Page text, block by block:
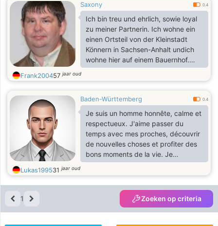
Saxony 0.4
Ich bin treu und ehrlich, sowie loyal
zu meiner Partnerin. Ich wohne ein
einen Ortsteil von der Kleinstadt
Könnern in Sachsen-Anhalt undich
wohne hier auf einem Bauernhof.
Meine Interessen sind ein gutes
Buch lesen, spazieren gehen Tiere
Frank200457jaar oud
Baden-Württemberg 0.4
Je suis un homme honnête, calme et
respectueux. J'aime passer du
temps avec mes proches, découvrir
de nouvelles choses et profiter des
bons moments de la vie. Je
recherche une relation sérieuse,
basée sur la confiance, la fidélité et
le respect mutuel.
Lukas199531jaar oud
1 Zoeken op criteria